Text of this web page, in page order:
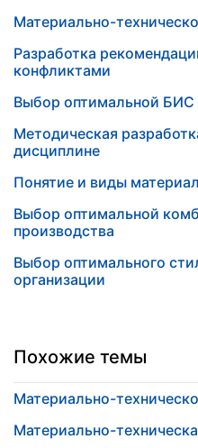
Материально-
Разработка
конфликтами
Выбор оптимальной БИС
Методическая
дисциплине
Понятие и виды
Выбор оптимальной
производства
Выбор оптимального
организации
Похожие темы
Материально-
Материально-